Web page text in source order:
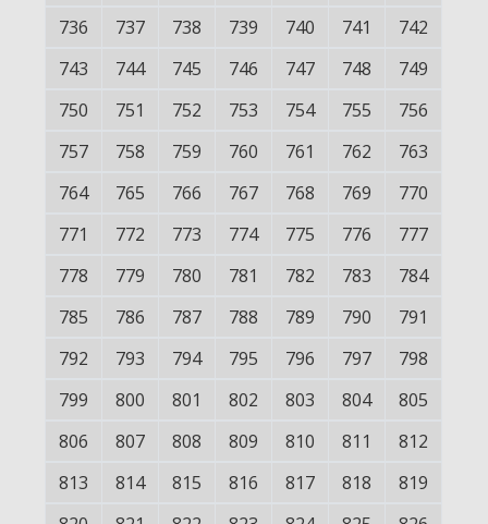
736
737 738 739 740 741
742
743
744 745 746 747 748
749
750
751 752 753 754 755
756
757
758 759 760 761 762
763
764
765 766 767 768 769
770
771
772 773 774 775 776
777
778
779 780 781 782 783
784
785
786 787 788 789 790
791
792
793 794 795 796 797
798
799
800 801 802 803 804
805
806
807 808 809 810 811
812
813
814 815 816 817 818
819